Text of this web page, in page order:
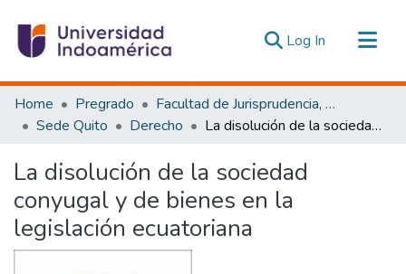
Log In (current)
Communities & Collections
All of DSpace
Estadísticas Externas
Home Pregrado
Facultad de Jurisprudencia, Ciencias Políticas y Económicas
Sede Quito
Derecho La disolución de la sociedad conyugal y de bienes en la legislación ecuatoriana
La disolución de la sociedad
conyugal y de bienes en la
legislación ecuatoriana